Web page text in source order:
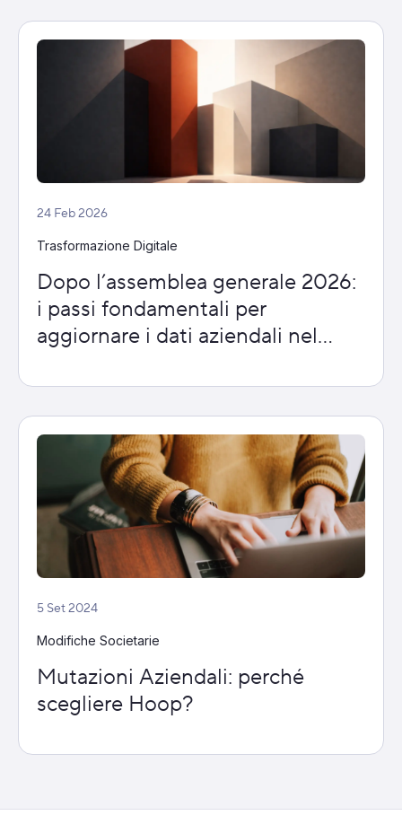
24 Feb 2026
Trasformazione Digitale
Dopo l’assemblea generale 2026:
i passi fondamentali per
aggiornare i dati aziendali nel
5 Set 2024
Modifiche Societarie
Mutazioni Aziendali: perché
scegliere Hoop?